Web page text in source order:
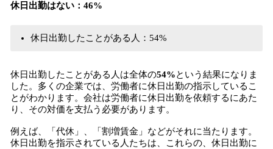
休日出勤はない：46%
休日出勤したことがある人：54%
休日出勤したことがある人は全体の54%という結果になりま
した。多くの企業では、労働者に休日出勤の指示しているこ
とがわかります。会社は労働者に休日出勤を依頼するにあた
り、その対価を支払う必要があります。
例えば、「代休」、「割増賃金」などがそれに当たります。
休日出勤を指示されている人たちは、これらの、休日出勤に